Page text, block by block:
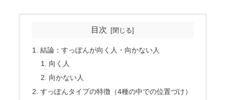
目次
結論：すっぽんが向く人・向かない人
向く人
向かない人
すっぽんタイプの特徴（4種の中での位置づけ）